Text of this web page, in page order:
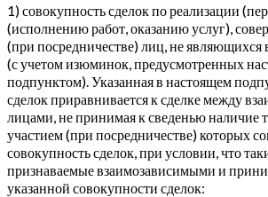
1) совокупность сделок по реализации
(исполнению работ, оказанию услуг),
(при посредничестве) лиц, не
(с учетом изюминок, предусмотренных
подпунктом). Указанная в настоящем
сделок приравнивается к сделке между
лицами, не принимая к сведенью наличие
участием (при посредничестве) которых
совокупность сделок, при условии, что
признаваемые взаимозависимыми и
указанной совокупности сделок: